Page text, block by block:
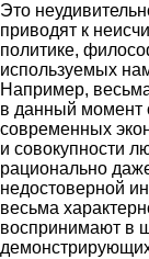
Это
приводят к
политике,
используемых
Например,
в данный момент
современных
и совокупности
рационально
недостоверной
весьма
воспринимают в